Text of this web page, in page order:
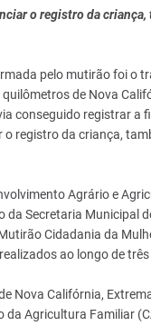
o registro da
pelo mutirão foi o
de Nova
conseguido registrar a
registro da criança,
Agrário e
da Secretaria Municipal
Cidadania da
ao longo de três
Nova Califórnia,
da Agricultura Familiar